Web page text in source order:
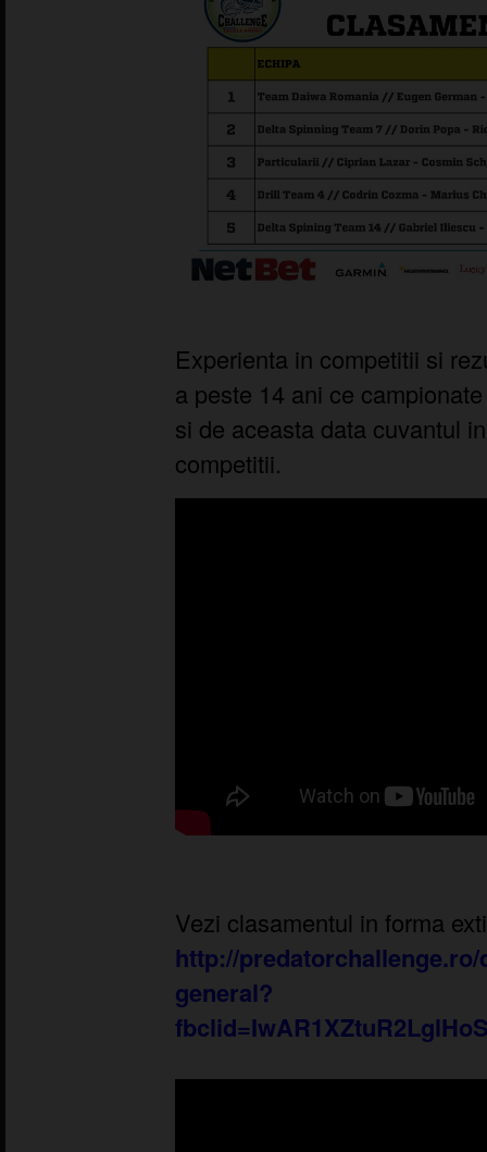
Experienta in competitii si
a peste 14 ani ce
si de aceasta data cuvantul
competitii.
Vezi clasamentul in forma
http://
general?